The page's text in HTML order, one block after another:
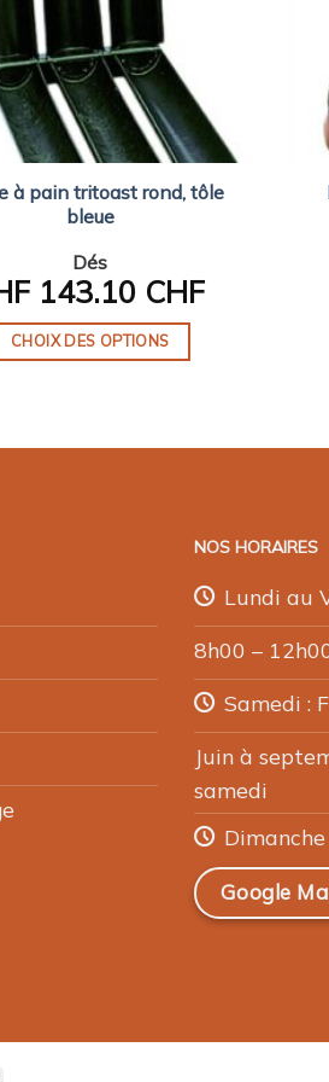
à pain tritoast rond, tôle
bleue
Dés
143.10 CHF
CHOIX DES OPTIONS
sur
page
NOS HORAIRES
Lundi au
8h00 –
Samedi :
Juin à
samedi
Google